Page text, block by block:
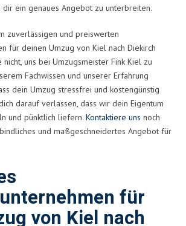
dir ein genaues Angebot zu unterbreiten.
zuverlässigen und preiswerten
für deinen Umzug von Kiel nach Diekirch
nicht, uns bei Umzugsmeister Fink Kiel zu
Fachwissen und unserer Erfahrung
dein Umzug stressfrei und kostengünstig
darauf verlassen, dass wir dein Eigentum
und pünktlich liefern. Kontaktiere uns noch
und maßgeschneidertes Angebot für
für
von Kiel nach